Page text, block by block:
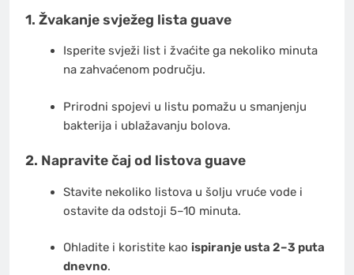
1. Žvakanje svježeg lista guave
Isperite svježi list i žvaćite ga nekoliko minuta
na zahvaćenom području.
Prirodni spojevi u listu pomažu u smanjenju
bakterija i ublažavanju bolova.
2. Napravite čaj od listova guave
Stavite nekoliko listova u šolju vruće vode i
ostavite da odstoji 5–10 minuta.
Ohladite i koristite kao ispiranje usta 2–3 puta
dnevno.